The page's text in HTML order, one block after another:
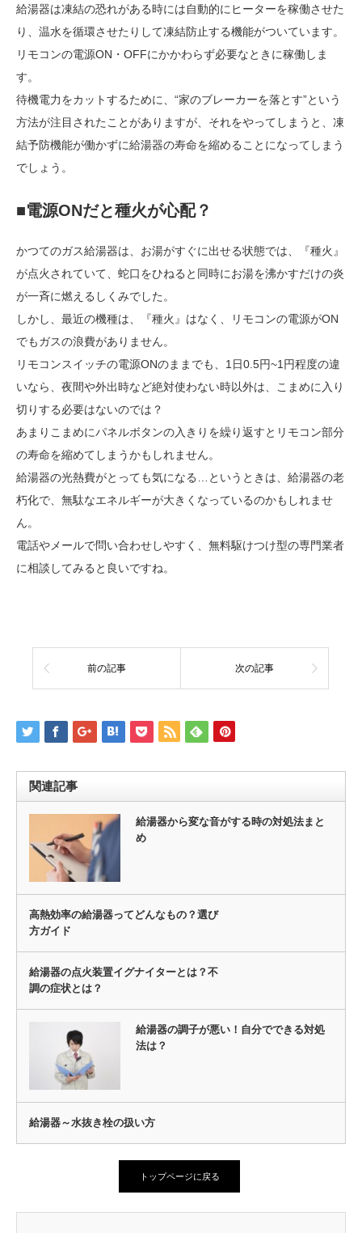
給湯器は凍結の恐れがある時には自動的にヒーターを稼働させた
り、温水を循環させたりして凍結防止する機能がついています。
リモコンの電源ON・OFFにかかわらず必要なときに稼働しま
す。
待機電力をカットするために、“家のブレーカーを落とす”という
方法が注目されたことがありますが、それをやってしまうと、凍
結予防機能が働かずに給湯器の寿命を縮めることになってしまう
でしょう。
■電源ONだと種火が心配？
かつてのガス給湯器は、お湯がすぐに出せる状態では、『種火』
が点火されていて、蛇口をひねると同時にお湯を沸かすだけの炎
が一斉に燃えるしくみでした。
しかし、最近の機種は、『種火』はなく、リモコンの電源がON
でもガスの浪費がありません。
リモコンスイッチの電源ONのままでも、1日0.5円~1円程度の違
いなら、夜間や外出時など絶対使わない時以外は、こまめに入り
切りする必要はないのでは？
あまりこまめにパネルボタンの入きりを繰り返すとリモコン部分
の寿命を縮めてしまうかもしれません。
給湯器の光熱費がとっても気になる…というときは、給湯器の老
朽化で、無駄なエネルギーが大きくなっているのかもしれませ
ん。
電話やメールで問い合わせしやすく、無料駆けつけ型の専門業者
に相談してみると良いですね。
前の記事 次の記事
関連記事
給湯器から変な音がする時の対処法まと
め
高熱効率の給湯器ってどんなもの？選び
方ガイド
給湯器の点火装置イグナイターとは？不
調の症状とは？
給湯器の調子が悪い！自分でできる対処
法は？
給湯器～水抜き栓の扱い方
トップページに戻る